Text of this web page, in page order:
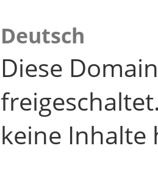
Deutsch
Diese
keine Inhalte